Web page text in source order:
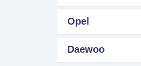
Opel
Daewoo